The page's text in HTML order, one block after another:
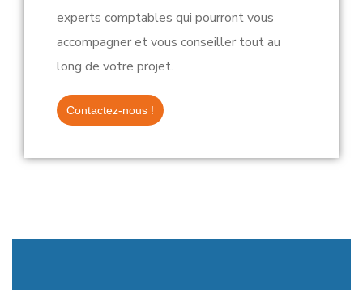
experts comptables qui pourront vous
accompagner et vous conseiller tout au
long de votre projet.
Contactez-nous !